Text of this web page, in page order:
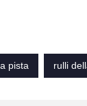
pista rulli